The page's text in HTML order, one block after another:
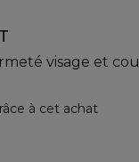
visage et cou
à cet achat